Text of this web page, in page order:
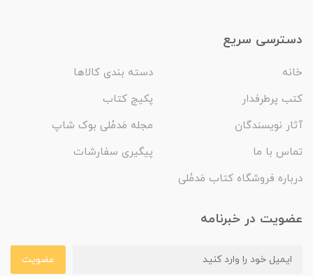
دسترسی سریع
خانه
دسته بندی کالاها
کتب پرطرفدار
پکیج کتاب
آثار نویسندگان
مجله مَدمُلی بوک شاپ
تماس با ما
پیگیری سفارشات
درباره فروشگاه کتاب مَدمُلی
عضویت در خبرنامه
عضویت